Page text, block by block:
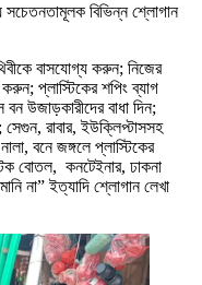
সচেতনতামূলক বিভিন্ন শ্লোগান
বাসযোগ্য করুন; নিজের
প্লাস্টিকের শপিং ব্যাগ
উজাড়কারীদের বাধা দিন;
রাবার, ইউক্লিপ্টাসসহ
বনে জঙ্গলে প্লাস্টিকের
বোতল, কনটেইনার, ঢাকনা
না” ইত্যাদি শ্লোগান লেখা